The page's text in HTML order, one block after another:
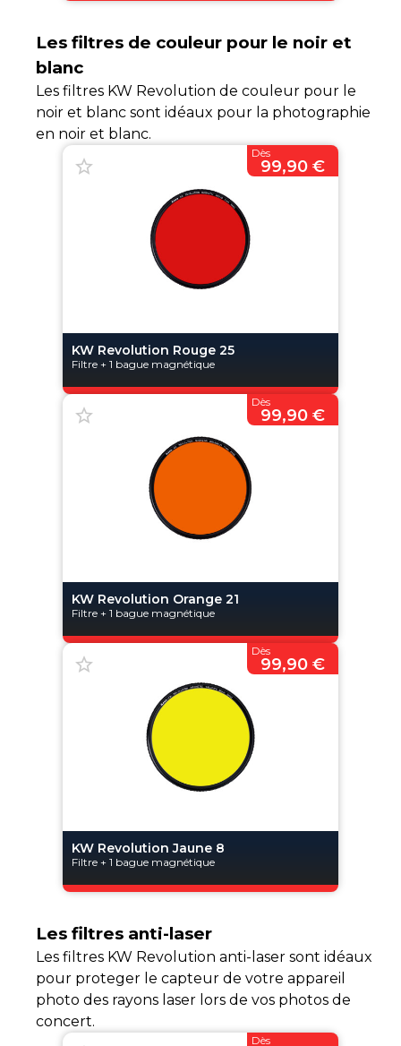
Les filtres de couleur pour le noir et
blanc
Les filtres KW Revolution de couleur pour le
noir et blanc sont idéaux pour la photographie
en noir et blanc.
KW Revolution Rouge 25
Filtre + 1 bague magnétique
Dès
99,90 €
KW Revolution Orange 21
Filtre + 1 bague magnétique
Dès
99,90 €
KW Revolution Jaune 8
Filtre + 1 bague magnétique
Dès
99,90 €
Les filtres anti-laser
Les filtres KW Revolution anti-laser sont idéaux
pour proteger le capteur de votre appareil
photo des rayons laser lors de vos photos de
concert.
Dès